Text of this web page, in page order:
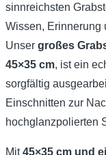
sinnreichsten
Wissen, Erinnerung
Unser großes
45×35 cm, ist ein
sorgfältig
Einschnitten zur
hochglanzpolierten
Mit45×35 cm und